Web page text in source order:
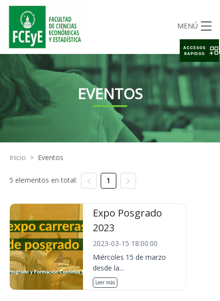
MENÚ
EVENTOS
Inicio > Eventos
5 elementos en total: 1
Expo Posgrado
2023
2023-03-15 18:00:00
Miércoles 15 de marzo
desde la...
Leer más
ACCESOS
RAPIDOS